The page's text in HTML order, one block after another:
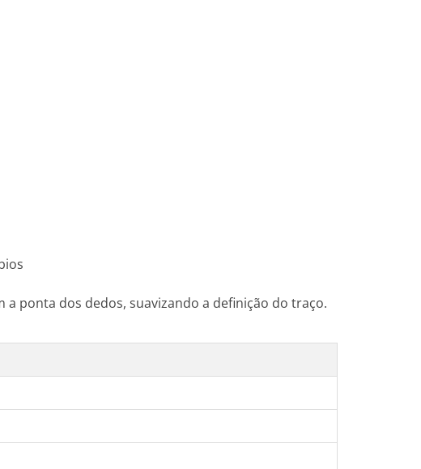
ponta dos dedos, suavizando a definição do traço.